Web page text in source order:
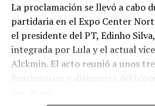
La proclamación se llevó a cabo
partidaria en el Expo Center
el presidente del PT, Edinho
integrada por Lula y el actual
Alckmin. El acto reunió a unos
funcionarios y dirigentes del